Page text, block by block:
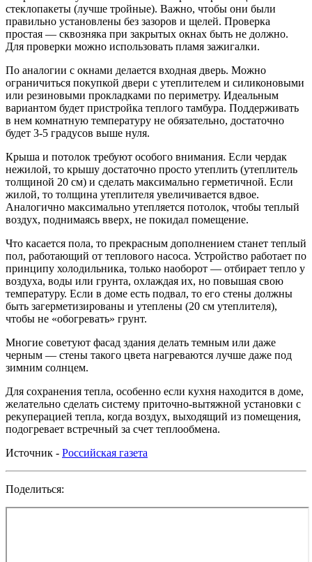
стеклопакеты (лучше тройные). Важно, чтобы они были
правильно установлены без зазоров и щелей. Проверка
простая — сквозняка при закрытых окнах быть не должно.
Для проверки можно использовать пламя зажигалки.
По аналогии с окнами делается входная дверь. Можно
ограничиться покупкой двери с утеплителем и силиконовыми
или резиновыми прокладками по периметру. Идеальным
вариантом будет пристройка теплого тамбура. Поддерживать
в нем комнатную температуру не обязательно, достаточно
будет 3-5 градусов выше нуля.
Крыша и потолок требуют особого внимания. Если чердак
нежилой, то крышу достаточно просто утеплить (утеплитель
толщиной 20 см) и сделать максимально герметичной. Если
жилой, то толщина утеплителя увеличивается вдвое.
Аналогично максимально утепляется потолок, чтобы теплый
воздух, поднимаясь вверх, не покидал помещение.
Что касается пола, то прекрасным дополнением станет теплый
пол, работающий от теплового насоса. Устройство работает по
принципу холодильника, только наоборот — отбирает тепло у
воздуха, воды или грунта, охлаждая их, но повышая свою
температуру. Если в доме есть подвал, то его стены должны
быть загерметизированы и утеплены (20 см утеплителя),
чтобы не «обогревать» грунт.
Многие советуют фасад здания делать темным или даже
черным — стены такого цвета нагреваются лучше даже под
зимним солнцем.
Для сохранения тепла, особенно если кухня находится в доме,
желательно сделать систему приточно-вытяжной установки с
рекуперацией тепла, когда воздух, выходящий из помещения,
подогревает встречный за счет теплообмена.
Источник - Российская газета
Поделиться: